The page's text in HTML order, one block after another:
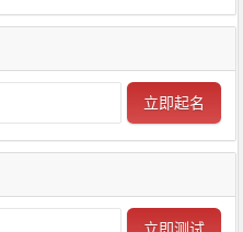
立即起名